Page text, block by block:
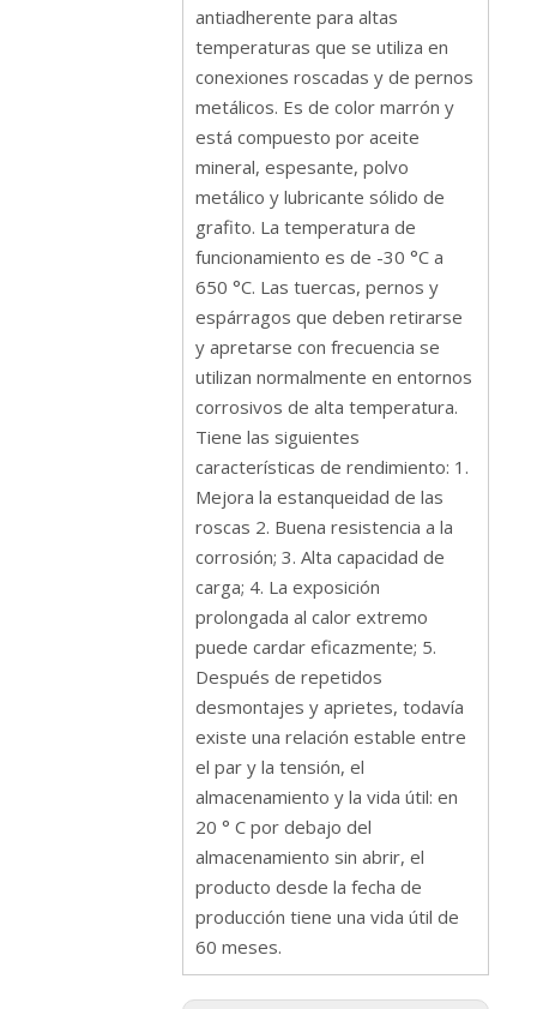
antiadherente para altas
temperaturas que se utiliza en
conexiones roscadas y de pernos
metálicos. Es de color marrón y
está compuesto por aceite
mineral, espesante, polvo
metálico y lubricante sólido de
grafito. La temperatura de
funcionamiento es de -30 °C a
650 °C. Las tuercas, pernos y
espárragos que deben retirarse
y apretarse con frecuencia se
utilizan normalmente en entornos
corrosivos de alta temperatura.
Tiene las siguientes
características de rendimiento: 1.
Mejora la estanqueidad de las
roscas 2. Buena resistencia a la
corrosión; 3. Alta capacidad de
carga; 4. La exposición
prolongada al calor extremo
puede cardar eficazmente; 5.
Después de repetidos
desmontajes y aprietes, todavía
existe una relación estable entre
el par y la tensión, el
almacenamiento y la vida útil: en
20 ° C por debajo del
almacenamiento sin abrir, el
producto desde la fecha de
producción tiene una vida útil de
60 meses.